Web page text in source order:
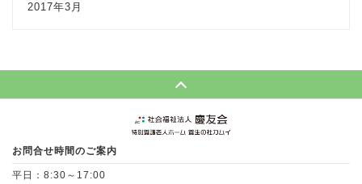
2017年3月
お問合せ時間のご案内
平日：8:30～17:00